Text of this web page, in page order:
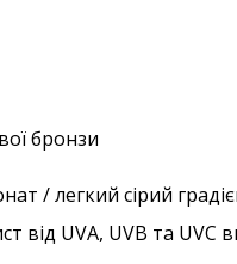
бронзи
/ легкий сірий
від UVA, UVB та